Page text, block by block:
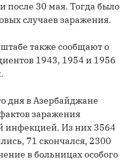
после 30 мая. Тогда было
случаев заражения.
также сообщают о
1943, 1954 и 1956
дня в Азербайджане
заражения
инфекцией. Из них 3564
71 скончался, 2300
в больницах особого